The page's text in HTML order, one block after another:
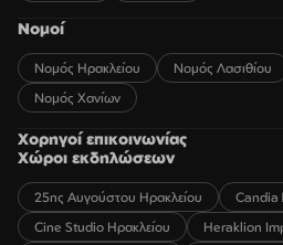
Νομοί
Νομός Ηρακλείου Νομός Λασιθίου
Νομός Χανίων
Χορηγοί επικοινωνίας
Χώροι εκδηλώσεων
25ης Αυγούστου Ηρακλείου
Candia
Cine Studio Ηρακλείου
Heraklion